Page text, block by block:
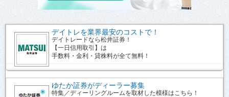
デイトレを業界最安のコストで！
デイトレードなら松井証券！
【一日信用取引】は
手数料・金利・貸株料が全て無料！
ゆたか証券がディーラー募集
特集／ディーリングルームを取材した模様はこちら！